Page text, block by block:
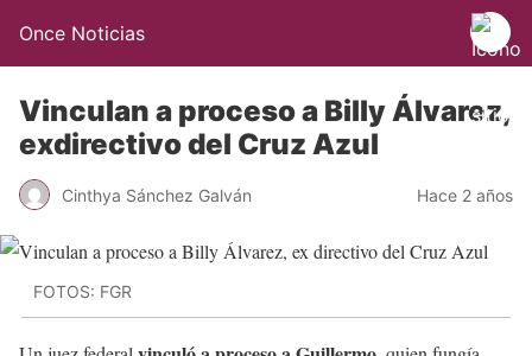
Once Noticias
Vinculan a proceso a Billy Álvarez,
exdirectivo del Cruz Azul
Cinthya Sánchez Galván Hace 2 años
FOTOS: FGR